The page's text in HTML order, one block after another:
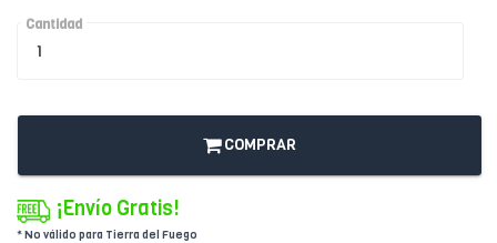
Cantidad
COMPRAR
¡Envío Gratis!
* No válido para Tierra del Fuego